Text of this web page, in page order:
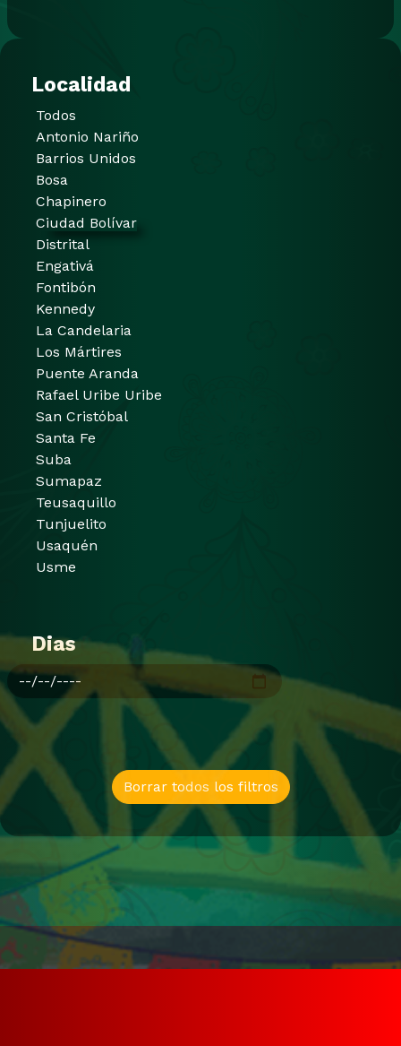
Localidad
Todos
Antonio Nariño
Barrios Unidos
Bosa
Chapinero
Ciudad Bolívar
Distrital
Engativá
Fontibón
Kennedy
La Candelaria
Los Mártires
Puente Aranda
Rafael Uribe Uribe
San Cristóbal
Santa Fe
Suba
Sumapaz
Teusaquillo
Tunjuelito
Usaquén
Usme
Dias
Borrar todos los filtros